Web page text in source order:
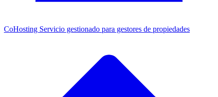
CoHosting Servicio gestionado para gestores de propiedades